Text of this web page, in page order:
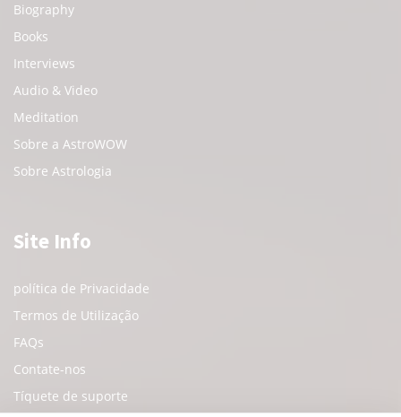
Biography
Books
Interviews
Audio & Video
Meditation
Sobre a AstroWOW
Sobre Astrologia
Site Info
política de Privacidade
Termos de Utilização
FAQs
Contate-nos
Tíquete de suporte